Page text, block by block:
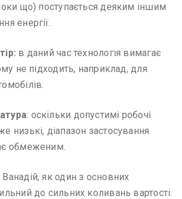
що) поступається деяким іншим
енергії.
в даний час технологія вимагає
не підходить, наприклад, для
: оскільки допустимі робочі
низькі, діапазон застосування
обмеженим.
Ванадій, як один з основних
до сильних коливань вартості.